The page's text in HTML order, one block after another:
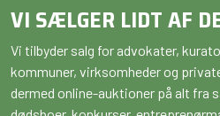
VI SÆLGER LIDT AF
Vi tilbyder salg for advokater,
kommuner, virksomheder og
dermed online-auktioner på alt fra